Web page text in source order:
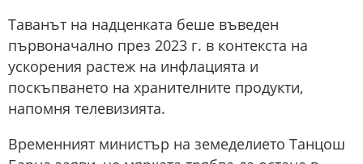
Таванът на надценката беше въведен
първоначално през 2023 г. в контекста на
ускорения растеж на инфлацията и
поскъпването на хранителните продукти,
напомня телевизията.
Временният министър на земеделието Танцош